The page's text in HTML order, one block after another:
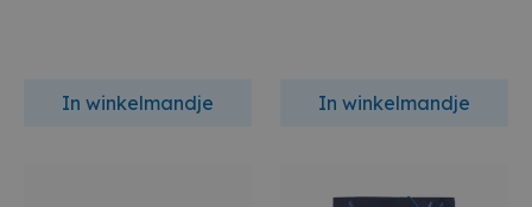
In winkelmandje In winkelmandje